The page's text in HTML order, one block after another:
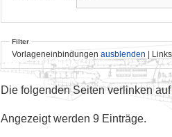
Filter
Vorlageneinbindungen ausblenden | Links
Die folgenden Seiten verlinken
Angezeigt werden 9 Einträge.